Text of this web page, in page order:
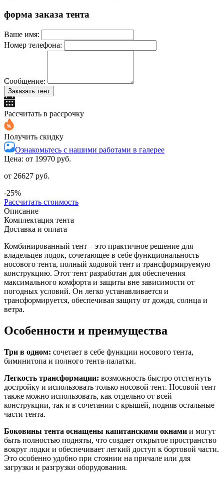
форма заказа тента
Ваше имя:
Номер телефона:
Сообщение:
Заказать тент
Рассчитать в рассрочку
Получить скидку
Ознакомьтесь с нашими работами в галерее
Цена: от 19970 руб.
от 26627 руб.
-25%
Рассчитать стоимость
Описание
Комплектация тента
Доставка и оплата
Комбинированный тент – это практичное решение для
владельцев лодок, сочетающее в себе функциональность
носового тента, полный ходовой тент и трансформируемую
конструкцию. Этот тент разработан для обеспечения
максимального комфорта и защиты вне зависимости от
погодных условий. Он легко устанавливается и
трансформируется, обеспечивая защиту от дождя, солнца и
ветра.
Особенности и преимущества
Три в одном: сочетает в себе функции носового тента,
биминитопа и полного тента-палатки.
Легкость трансформации: возможность быстро отстегнуть
достройку и использовать только носовой тент. Носовой тент
также можно использовать, как отдельно от всей
конструкции, так и в сочетании с крышей, подняв остальные
части тента.
Боковины тента оснащены капитанскими окнами и могут
быть полностью подняты, что создает открытое пространство
вокруг лодки и обеспечивает легкий доступ к бортовой части.
Это особенно удобно при стоянии на причале или для
загрузки и разгрузки оборудования.